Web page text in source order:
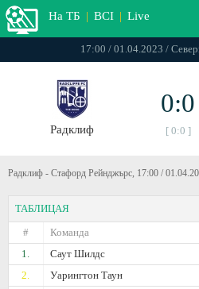
На ТБ | ВСІ | Live
17:00 / 01.04.2023 /
Радклиф
0:0
[ 0:0 ]
Радклиф - Стафорд Рейнджърс, 17:00 /
ТАБЛИЦАЯ
#
Команда
1.
Саут Шилдс
2.
Уарингтон Таун